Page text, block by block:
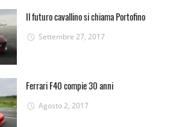
Il futuro cavallino si chiama Portofino
Settembre 27, 2017
Ferrari F40 compie 30 anni
Agosto 2, 2017